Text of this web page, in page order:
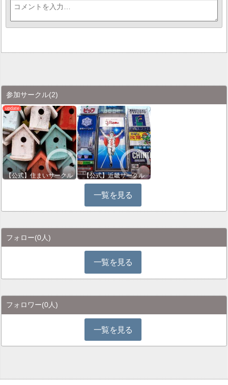
参加サークル(2)
【公式】住まいサークル 【公式】近畿サークル
一覧を見る
フォロー(0人)
一覧を見る
フォロワー(0人)
一覧を見る